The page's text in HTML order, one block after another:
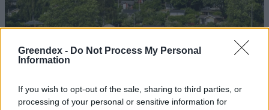
Greendex - Do Not Process My Personal
Information
If you wish to opt-out of the sale, sharing to third parties, or
processing of your personal or sensitive information for